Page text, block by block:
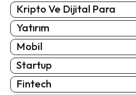
Kripto Ve Dijital Para
Yatırım
Mobil
Startup
Fintech